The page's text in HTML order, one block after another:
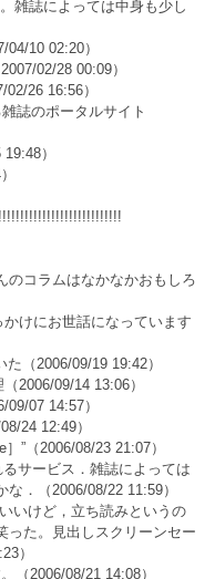
雑誌によっては中身も少し
04/10 02:20）
2007/02/28 00:09）
02/26 16:56）
誌のポータルサイト
）
コラムはなかなかおもしろ
けにお世話になっています
た （2006/09/19 19:42）
（2006/09/14 13:06）
09/07 14:57）
08/24 12:49）
］” （2006/08/23 21:07）
サービス．雑誌によっては
な．
（2006/08/22 11:59）
いけど，立ち読みというの
った。見出しスクリーンセー
）
（2006/08/21 14:08）